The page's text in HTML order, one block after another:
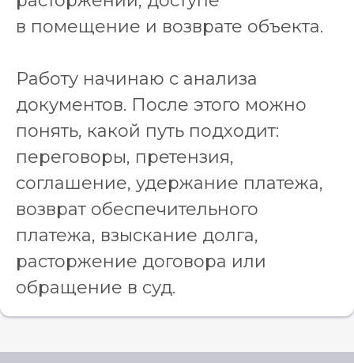
в помещение и возврате объекта.
Работу начинаю с анализа
документов. После этого можно
понять, какой путь подходит:
переговоры, претензия,
соглашение, удержание платежа,
возврат обеспечительного
платежа, взыскание долга,
расторжение договора или
обращение в суд.